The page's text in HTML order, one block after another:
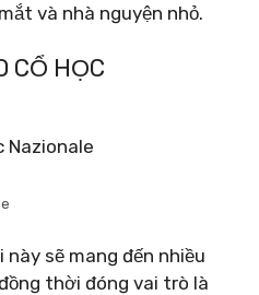
và nhà nguyện nhỏ.
CỔ HỌC
sẽ mang đến nhiều
thời đóng vai trò là